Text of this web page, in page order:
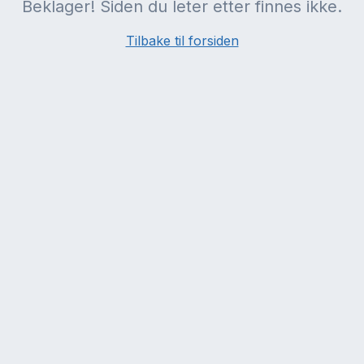
Beklager! Siden du leter etter finnes ikke.
Tilbake til forsiden